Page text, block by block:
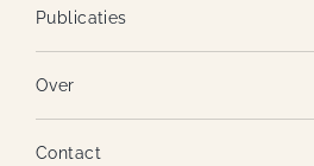
Publicaties
Over
Contact